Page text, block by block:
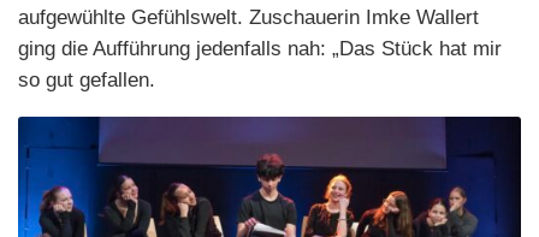
aufgewühlte Gefühlswelt. Zuschauerin Imke Wallert
ging die Aufführung jedenfalls nah: „ Das Stück hat mir
so gut gefallen.